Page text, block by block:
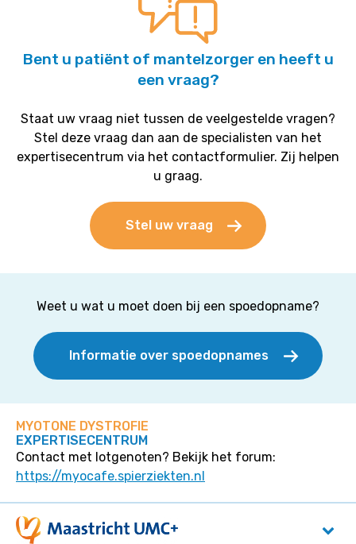
Bent u patiënt of mantelzorger en heeft u
een vraag?
Staat uw vraag niet tussen de veelgestelde vragen?
Stel deze vraag dan aan de specialisten van het
expertisecentrum via het contactformulier. Zij helpen
u graag.
Stel uw vraag
Weet u wat u moet doen bij een spoedopname?
Informatie over spoedopnames
MYOTONE DYSTROFIE
EXPERTISECENTRUM
Contact met lotgenoten? Bekijk het forum:
https://myocafe.spierziekten.nl